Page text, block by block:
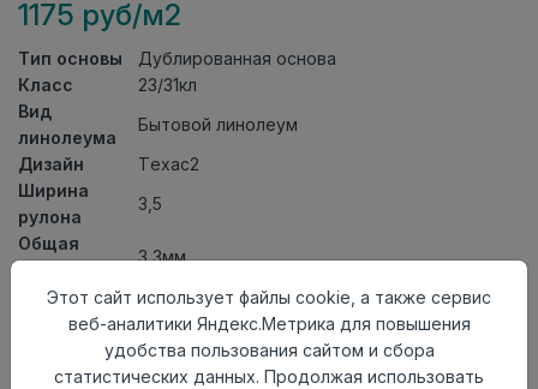
1175 руб/м2
Тип основы
Дублированная основа
Класс
23/31кл
Вид
линолеума
Бытовой линолеум
Дизайн
Техас2
Ширина
рулона
3,5
Общая
3,3мм
Толщина
защитного
0,30мм
АктуальностьАктуален
Этот сайт использует файлы cookie, а также сервис
веб-аналитики Яндекс.Метрика для повышения
удобства пользования сайтом и сбора
статистических данных. Продолжая использовать